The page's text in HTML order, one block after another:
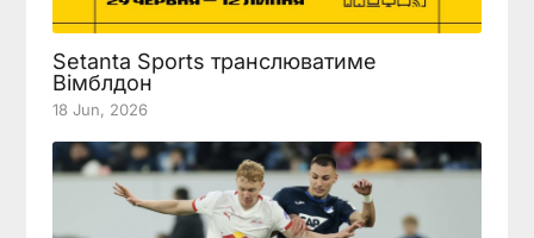
Setanta Sports транслюватиме
Вімблдон
18 Jun, 2026